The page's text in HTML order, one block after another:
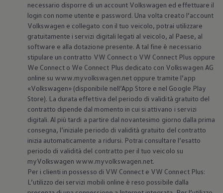
necessario disporre di un account Volkswagen ed effettuare il
login con nome utente e password. Una volta creato l’account
Volkswagen e collegato con il tuo veicolo, potrai utilizzare
gratuitamente i servizi digitali legati al veicolo, al Paese, al
software e alla dotazione presente. A tal fine è necessario
stipulare un contratto VW Connect o VW Connect Plus oppure
We Connect o We Connect Plus dedicato con Volkswagen AG
online su www.myvolkswagen.net oppure tramite l’app
«Volkswagen» (disponibile nell’App Store e nel Google Play
Store). La durata effettiva del periodo di validità gratuito del
contratto dipende dal momento in cui si attivano i servizi
digitali. Al più tardi a partire dal novantesimo giorno dalla prima
consegna, l’iniziale periodo di validità gratuito del contratto
inizia automaticamente a ridursi. Potrai consultare l’esatto
periodo di validità del contratto per il tuo veicolo su
myVolkswagen www.myvolkswagen.net.
Per i clienti in possesso di VW Connect e VW Connect Plus:
L’utilizzo dei servizi mobili online è reso possibile dalla